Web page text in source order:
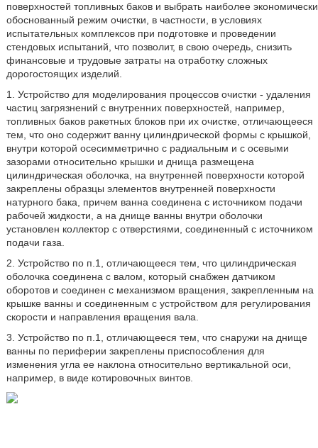
поверхностей топливных баков и выбрать наиболее экономически
обоснованный режим очистки, в частности, в условиях
испытательных комплексов при подготовке и проведении
стендовых испытаний, что позволит, в свою очередь, снизить
финансовые и трудовые затраты на отработку сложных
дорогостоящих изделий.
1. Устройство для моделирования процессов очистки - удаления
частиц загрязнений с внутренних поверхностей, например,
топливных баков ракетных блоков при их очистке, отличающееся
тем, что оно содержит ванну цилиндрической формы с крышкой,
внутри которой осесимметрично с радиальным и с осевыми
зазорами относительно крышки и днища размещена
цилиндрическая оболочка, на внутренней поверхности которой
закреплены образцы элементов внутренней поверхности
натурного бака, причем ванна соединена с источником подачи
рабочей жидкости, а на днище ванны внутри оболочки
установлен коллектор с отверстиями, соединенный с источником
подачи газа.
2. Устройство по п.1, отличающееся тем, что цилиндрическая
оболочка соединена с валом, который снабжен датчиком
оборотов и соединен с механизмом вращения, закрепленным на
крышке ванны и соединенным с устройством для регулирования
скорости и направления вращения вала.
3. Устройство по п.1, отличающееся тем, что снаружи на днище
ванны по периферии закреплены приспособления для
изменения угла ее наклона относительно вертикальной оси,
например, в виде котировочных винтов.